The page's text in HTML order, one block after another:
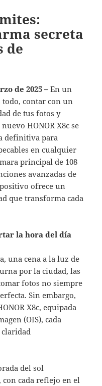
secreta
de
de 2025 – En un
contar con un
de tus fotos y
HONOR X8c se
definitiva para
en cualquier
principal de 108
avanzadas de
ofrece un
que transforma cada
la hora del día
una cena a la luz de
por la ciudad, las
fotos no siempre
Sin embargo,
X8c, equipada
(OIS), cada
del sol
cada reflejo en el